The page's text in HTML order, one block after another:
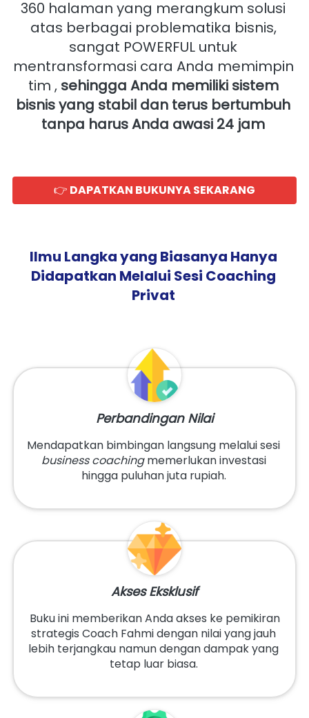
360 halaman yang merangkum solusi
atas berbagai problematika bisnis,
sangat POWERFUL untuk
mentransformasi cara Anda memimpin
tim , sehingga Anda memiliki sistem
bisnis yang stabil dan terus bertumbuh
tanpa harus Anda awasi 24 jam
`
👉 DAPATKAN BUKUNYA SEKARANG
Ilmu Langka yang Biasanya Hanya
Didapatkan Melalui Sesi Coaching
Privat
Perbandingan Nilai
business coaching memerlukan investasi
hingga puluhan juta rupiah.
Akses Eksklusif
strategis Coach Fahmi dengan nilai yang jauh
lebih terjangkau namun dengan dampak yang
tetap luar biasa.